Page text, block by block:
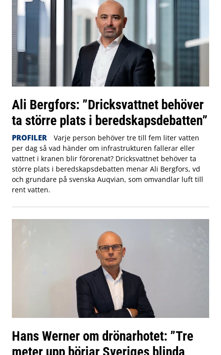
Ali Bergfors: ”Dricksvattnet behöver
ta större plats i beredskapsdebatten”
PROFILER
Varje person behöver tre till fem liter vatten
per dag så vad händer om infrastrukturen fallerar eller
vattnet i kranen blir förorenat? Dricksvattnet behöver ta
större plats i beredskapsdebatten menar Ali Bergfors, vd
och grundare på svenska Auqvian, som omvandlar luft till
rent vatten.
Hans Werner om drönarhotet: ”Tre